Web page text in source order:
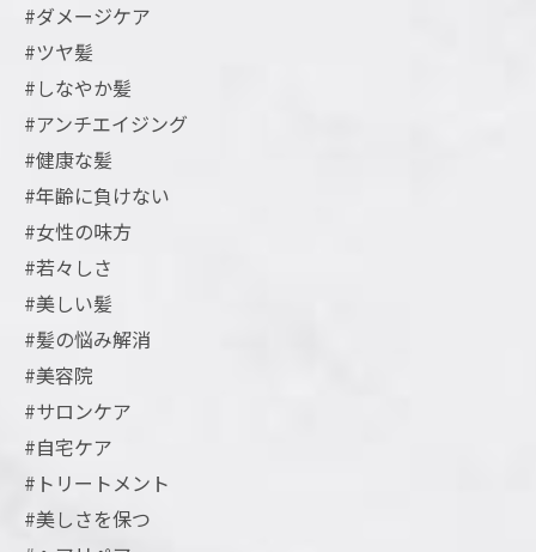
#ダメージケア
#ツヤ髪
#しなやか髪
#アンチエイジング
#健康な髪
#年齢に負けない
#女性の味方
#若々しさ
#美しい髪
#髪の悩み解消
#美容院
#サロンケア
#自宅ケア
#トリートメント
#美しさを保つ